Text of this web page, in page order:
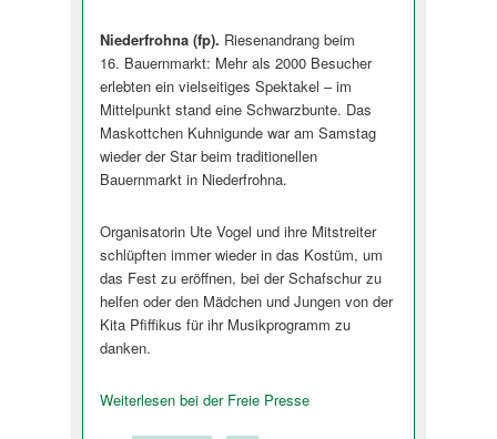
Niederfrohna (fp). Riesenandrang beim
16. Bauernmarkt: Mehr als 2000 Besucher
erlebten ein vielseitiges Spektakel – im
Mittelpunkt stand eine Schwarzbunte. Das
Maskottchen Kuhnigunde war am Samstag
wieder der Star beim traditionellen
Bauernmarkt in Niederfrohna.
Organisatorin Ute Vogel und ihre Mitstreiter
schlüpften immer wieder in das Kostüm, um
das Fest zu eröffnen, bei der Schafschur zu
helfen oder den Mädchen und Jungen von der
Kita Pfiffikus für ihr Musikprogramm zu
danken.
Weiterlesen bei der Freie Presse